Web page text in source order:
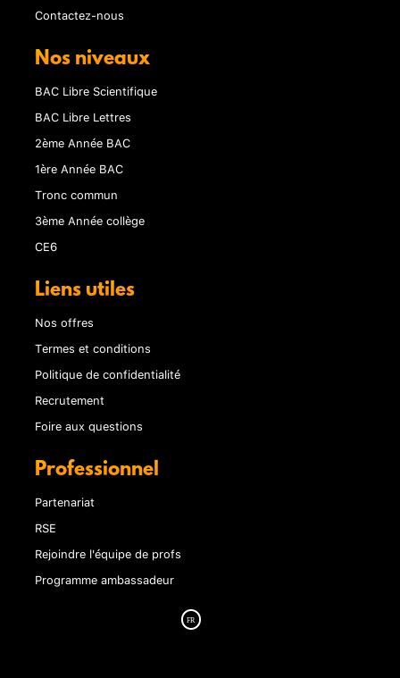
Contactez-nous
Nos niveaux
BAC Libre Scientifique
BAC Libre Lettres
2ème Année BAC
1ère Année BAC
Tronc commun
3ème Année collège
CE6
Liens utiles
Nos offres
Termes et conditions
Politique de confidentialité
Recrutement
Foire aux questions
Professionnel
Partenariat
RSE
Rejoindre l'équipe de profs
Programme ambassadeur